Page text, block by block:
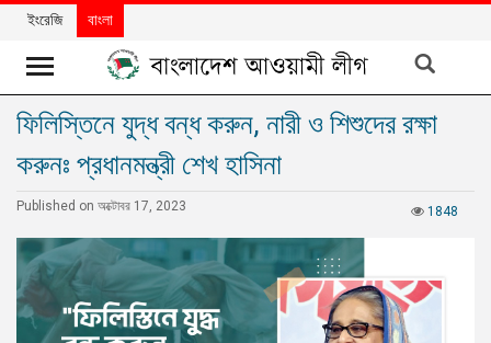
খবর
দলের
বিশেষ
নিবন্ধ
বিশেষ
প্রতিবেদন
ইংরেজি বাংলা
ফিলিস্তিনে যুদ্ধ বন্ধ করুন, নারী ও শিশুদের রক্ষা
করুনঃ প্রধানমন্ত্রী শেখ হাসিনা
1848
Published on অক্টোবর 17, 2023